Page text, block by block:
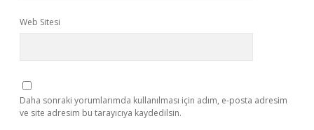
Web Sitesi
Daha sonraki yorumlarımda kullanılması için adım, e-posta adresim
ve site adresim bu tarayıcıya kaydedilsin.